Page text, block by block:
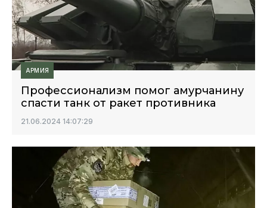
АРМИЯ
Профессионализм помог амурчанину
спасти танк от ракет противника
21.06.2024 14:07:29